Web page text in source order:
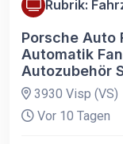
Rubrik:
Porsche Auto
Automatik
Autozubehör
3930 Visp (VS)
Vor 10 Tagen